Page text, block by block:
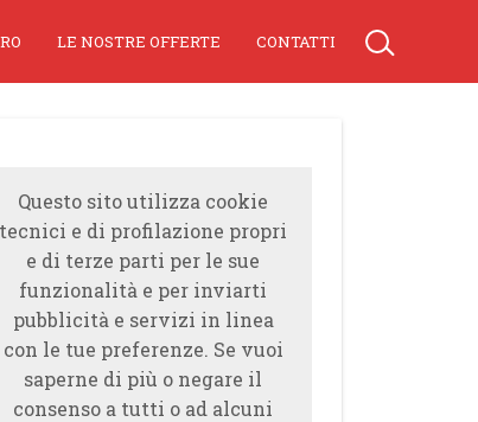
LE NOSTRE OFFERTE CONTATTI
Questo sito utilizza cookie
tecnici e di profilazione propri
e di terze parti per le sue
funzionalità e per inviarti
pubblicità e servizi in linea
con le tue preferenze. Se vuoi
saperne di più o negare il
consenso a tutti o ad alcuni